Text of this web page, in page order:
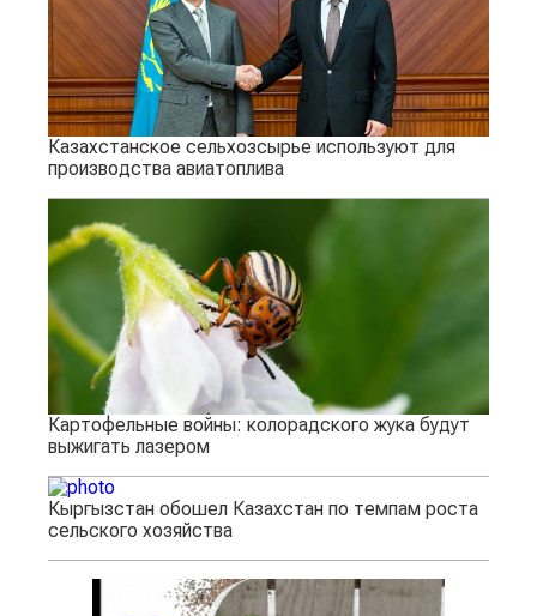
Казахстанское сельхозсырье используют для
производства авиатоплива
Картофельные войны: колорадского жука будут
выжигать лазером
Кыргызстан обошел Казахстан по темпам роста
сельского хозяйства